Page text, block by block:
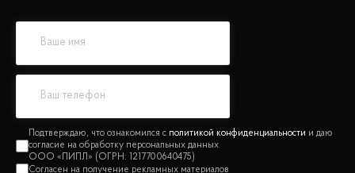
политикой конфиденциальности